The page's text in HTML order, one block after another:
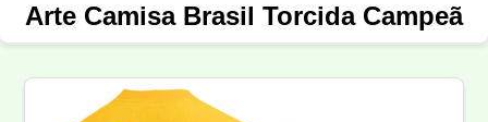
Arte Camisa Brasil Torcida Campeã